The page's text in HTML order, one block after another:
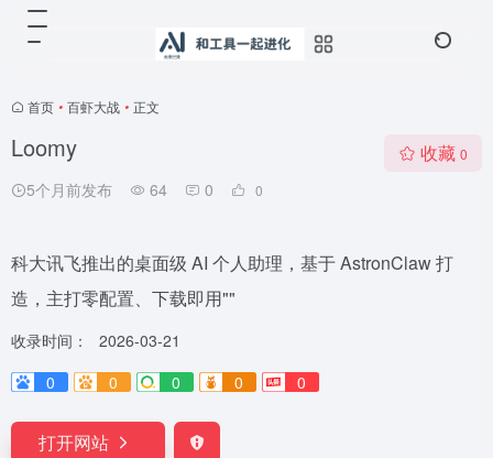
首页 • 百虾大战 • 正文
Loomy
5个月前发布 64 0 0
收藏 0
科大讯飞推出的桌面级 AI 个人助理，基于 AstronClaw 打
造，主打零配置、下载即用""
收录时间：
2026-03-21
0
0 0 0 0
打开网站